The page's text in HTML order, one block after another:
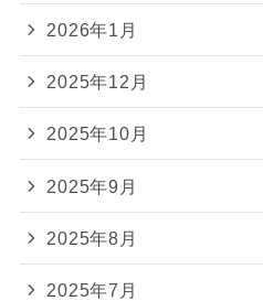
2026年1月
2025年12月
2025年10月
2025年9月
2025年8月
2025年7月